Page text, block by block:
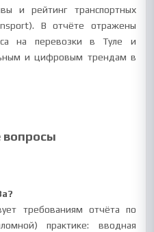
и рейтинг транспортных
В отчёте отражены
на перевозки в Туле и
и цифровым трендам в
вопросы
требованиям отчёта по
практике: вводная